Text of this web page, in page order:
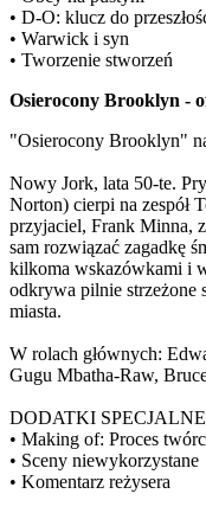
• D-O: klucz do
• Warwick i syn
• Tworzenie stworzeń
Osierocony Brooklyn -
"Osierocony Brooklyn"
Nowy Jork, lata 50-te.
Norton) cierpi na zespół
przyjaciel, Frank Minna,
sam rozwiązać zagadkę
kilkoma wskazówkami i
odkrywa pilnie strzeżone
miasta.
W rolach głównych:
Gugu Mbatha-Raw,
DODATKI
• Making of: Proces
• Sceny niewykorzystane
• Komentarz reżysera